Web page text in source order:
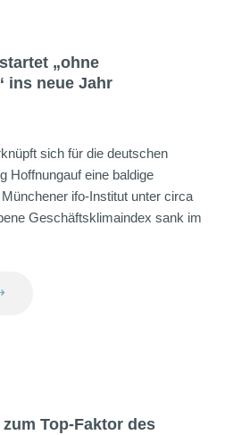
„ohne
ins neue Jahr
sich für die deutschen
Hoffnungauf eine baldige
ifo-Institut unter circa
Geschäftsklimaindex sank im
Top-Faktor des